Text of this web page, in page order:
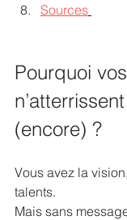
Sources
Pourquoi
(encore) ?
Vous avez la
talents.
Mais sans